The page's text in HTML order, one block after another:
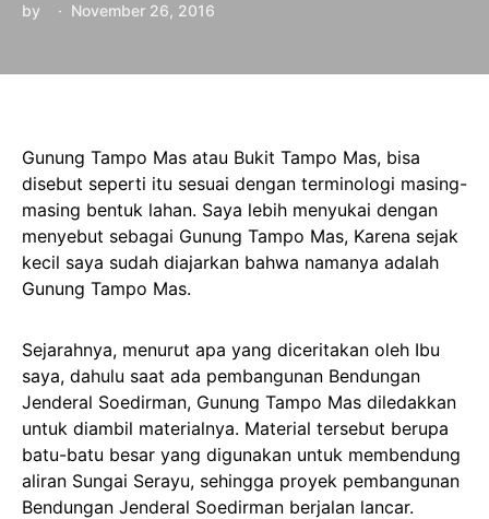
by November 26, 2016
Gunung Tampo Mas atau Bukit Tampo Mas, bisa
disebut seperti itu sesuai dengan terminologi masing-
masing bentuk lahan. Saya lebih menyukai dengan
menyebut sebagai Gunung Tampo Mas, Karena sejak
kecil saya sudah diajarkan bahwa namanya adalah
Gunung Tampo Mas.
Sejarahnya, menurut apa yang diceritakan oleh Ibu
saya, dahulu saat ada pembangunan Bendungan
Jenderal Soedirman, Gunung Tampo Mas diledakkan
untuk diambil materialnya. Material tersebut berupa
batu-batu besar yang digunakan untuk membendung
aliran Sungai Serayu, sehingga proyek pembangunan
Bendungan Jenderal Soedirman berjalan lancar.